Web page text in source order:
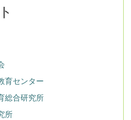
育センター
総合研究所
所